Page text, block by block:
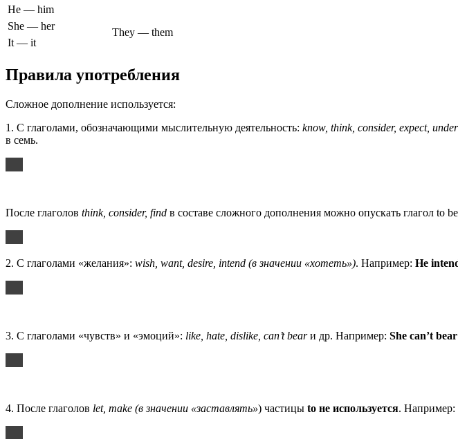
He — him
They — them
She — her
It — it
Правила употребления
Сложное дополнение используется:
1. С глаголами, обозначающими мыслительную деятельность: know, think, consider, expect,
в семь.
После глаголов think, consider, find в составе сложного дополнения можно опускать глагол
2. С глаголами «желания»: wish, want, desire, intend (в значении «хотеть»). Например: He
3. С глаголами «чувств» и «эмоций»: like, hate, dislike, can’t bearи др. Например: She can’t
4. После глаголов let, make (в значении «заставлять») частицы to не используется. Например: